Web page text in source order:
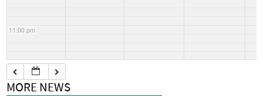
11:00 pm
MORE NEWS